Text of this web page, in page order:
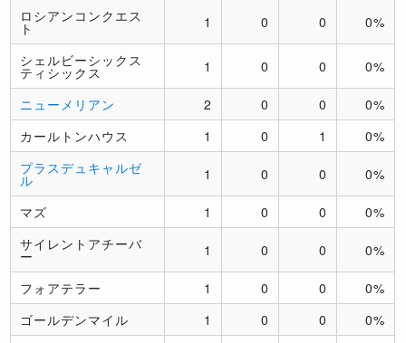
ロシアンコンクエス
ト 1 0 0 0%
シェルビーシックス
ティシックス 1 0 0 0%
ニューメリアン 2 0 0
0%
カールトンハウス
1 0 1
0%
プラスデュキャルゼ
ル 1 0 0 0%
マズ 1 0 0
0%
サイレントアチーバ
ー 1 0 0 0%
フォアテラー 1 0 0
0%
ゴールデンマイル
1 0 0
0%